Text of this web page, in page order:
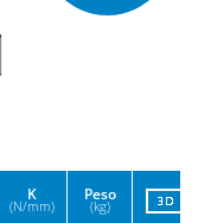
K
(N/mm)
Peso
(kg)